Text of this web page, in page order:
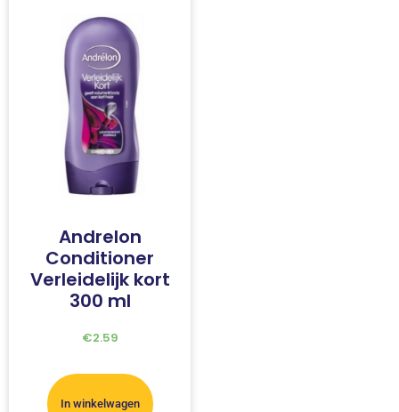
Andrelon
Conditioner
Verleidelijk kort
300 ml
€2.59
In winkelwagen